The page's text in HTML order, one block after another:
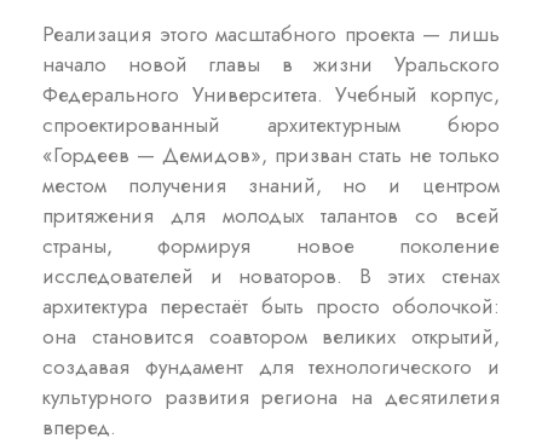
Реализация этого масштабного проекта — лишь
начало новой главы в жизни Уральского
Федерального Университета. Учебный корпус,
спроектированный архитектурным бюро
«Гордеев — Демидов», призван стать не только
местом получения знаний, но и центром
притяжения для молодых талантов со всей
страны, формируя новое поколение
исследователей и новаторов. В этих стенах
архитектура перестаёт быть просто оболочкой:
она становится соавтором великих открытий,
создавая фундамент для технологического и
культурного развития региона на десятилетия
вперед.